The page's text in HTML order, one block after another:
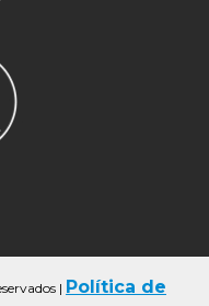
| Política de